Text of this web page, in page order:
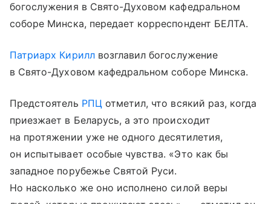
богослужения в Свято-Духовом кафедральном
соборе Минска, передает корреспондент БЕЛТА.
Патриарх Кириллвозглавил богослужение
в Свято-Духовом кафедральном соборе Минска.
Предстоятель РПЦотметил, что всякий раз, когда
приезжает в Беларусь, а это происходит
на протяжении уже не одного десятилетия,
он испытывает особые чувства. «Это как бы
западное порубежье Святой Руси.
Но насколько же оно исполнено силой веры